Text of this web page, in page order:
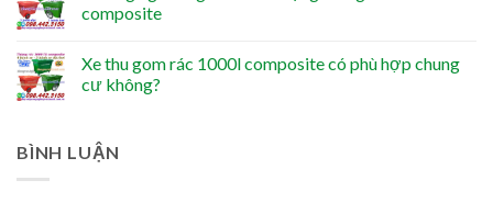
composite
Xe thu gom rác 1000l composite có phù hợp chung
cư không?
BÌNH LUẬN